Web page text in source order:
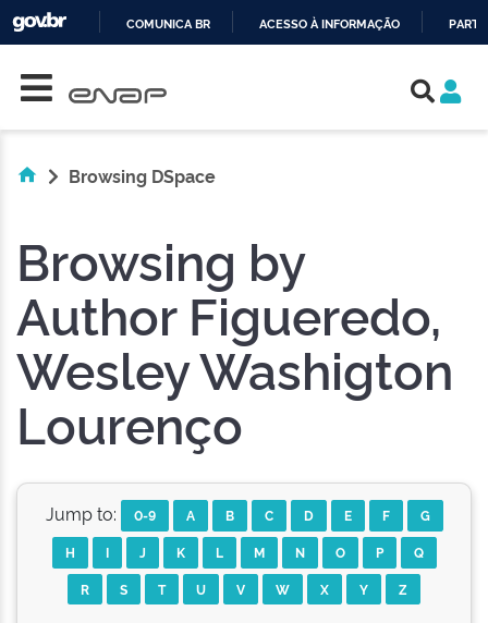
COMUNICA BR ACESSO À INFORMAÇÃO
Browsing DSpace
Browsing by
Author Figueredo,
Wesley Washigton
Lourenço
Jump to: 0-9 A B C D E F
G
H
I J K L M N O P
Q
R
S T U V W X Y Z